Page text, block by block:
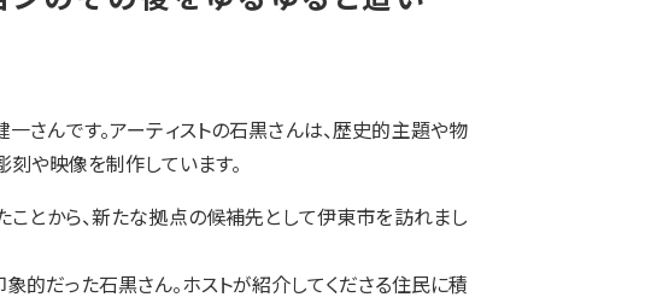
さんです。アーティストの石黒さんは、歴史的主題や物
や映像を制作しています。
とから、新たな拠点の候補先として伊東市を訪れまし
的だった石黒さん。ホストが紹介してくださる住民に積